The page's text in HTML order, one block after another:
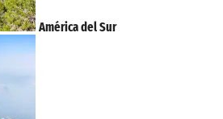
América del Sur